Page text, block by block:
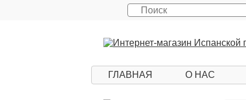
ГЛАВНАЯ О НАС